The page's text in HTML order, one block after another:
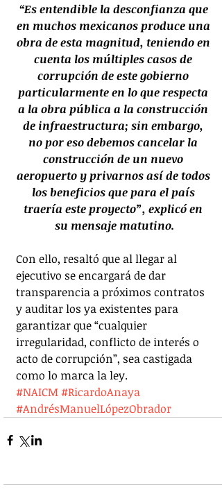
“Es entendible la desconfianza que
en muchos mexicanos produce una
obra de esta magnitud, teniendo en
cuenta los múltiples casos de
corrupción de este gobierno
particularmente en lo que respecta
a la obra pública a la construcción
de infraestructura; sin embargo,
no por eso debemos cancelar la
construcción de un nuevo
aeropuerto y privarnos así de todos
los beneficios que para el país
traería este proyecto”, explicó en
su mensaje matutino.
Con ello, resaltó que al llegar al
ejecutivo se encargará de dar
transparencia a próximos contratos
y auditar los ya existentes para
garantizar que “cualquier
irregularidad, conflicto de interés o
acto de corrupción”, sea castigada
como lo marca la ley.
#NAICM#RicardoAnaya
#AndrésManuelLópezObrador